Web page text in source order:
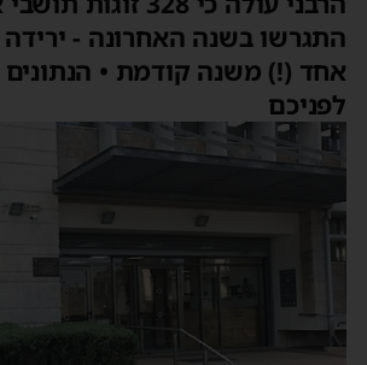
התגרשו בשנה האחרונה -
אחד (!) משנה קודמת •
לפניכם